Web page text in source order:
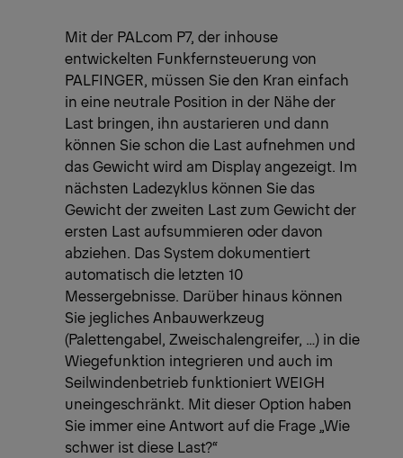
Mit der PALcom P7, der inhouse
entwickelten Funkfernsteuerung von
PALFINGER, müssen Sie den Kran einfach
in eine neutrale Position in der Nähe der
Last bringen, ihn austarieren und dann
können Sie schon die Last aufnehmen und
das Gewicht wird am Display angezeigt. Im
nächsten Ladezyklus können Sie das
Gewicht der zweiten Last zum Gewicht der
ersten Last aufsummieren oder davon
abziehen. Das System dokumentiert
automatisch die letzten 10
Messergebnisse. Darüber hinaus können
Sie jegliches Anbauwerkzeug
(Palettengabel, Zweischalengreifer, …) in die
Wiegefunktion integrieren und auch im
Seilwindenbetrieb funktioniert WEIGH
uneingeschränkt. Mit dieser Option haben
Sie immer eine Antwort auf die Frage „Wie
schwer ist diese Last?“